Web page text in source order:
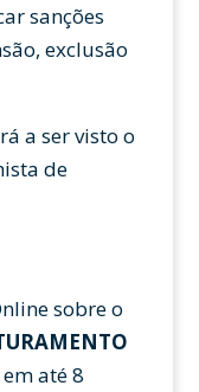
sanções
exclusão
a ser visto o
de
sobre o
até 8